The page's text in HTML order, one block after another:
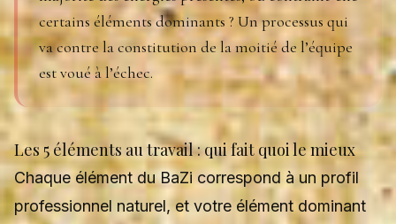
certains éléments dominants ? Un processus qui
va contre la constitution de la moitié de l’équipe
est voué à l’échec.
Les 5 éléments au travail : qui fait quoi le mieux
Chaque élément du BaZi correspond à un profil
professionnel naturel, et votre élément dominant